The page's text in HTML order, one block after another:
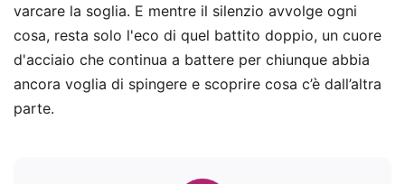
varcare la soglia. E mentre il silenzio avvolge ogni
cosa, resta solo l'eco di quel battito doppio, un cuore
d'acciaio che continua a battere per chiunque abbia
ancora voglia di spingere e scoprire cosa c’è dall’altra
parte.